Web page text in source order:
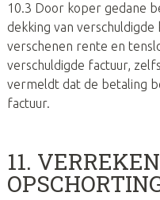
10.3 Door koper gedane
dekking van
verschenen rente en
verschuldigde factuur,
vermeldt dat de betaling
factuur.
11.